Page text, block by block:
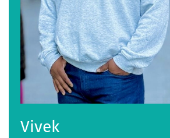
Vivek